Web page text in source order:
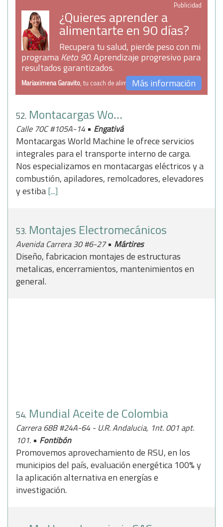
Publicidad
¿Quieres aprender a
alimentarte en 90 días?
Recupera tu salud, pierde peso con mi
programaKeto 90. Aprendizaje progresivo para
resultados garantizados.
Mariaximena Garavito, tu coach de alimentaciónMás información
52. Montacargas World Machine
Calle 70C #105A-14 • Engativá
Montacargas World Machine le ofrece servicios
integrales para el transporte interno de carga.
Nos especializamos en montacargas eléctricos y a
combustión, apiladores, remolcadores, elevadores
y estiba[...]
53. Montajes Electromecánicos
Avenida Carrera 30 #6-27• Mártires
Diseño, fabricacion montajes de estructuras
metalicas, encerramientos, mantenimientos en
general.
54. Mundial Aceite de Colombia
Carrera 68B #24A-64 - U.R. Andalucia, 1nt. 001 apt.
101. • Fontibón
Promovemos aprovechamiento de RSU, en los
municipios del país, evaluación energética 100% y
la aplicación alternativa en energías e
investigación.